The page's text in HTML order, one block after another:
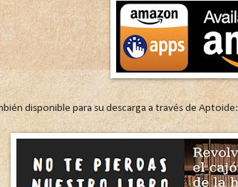
disponible para su descarga a través de Aptoide: